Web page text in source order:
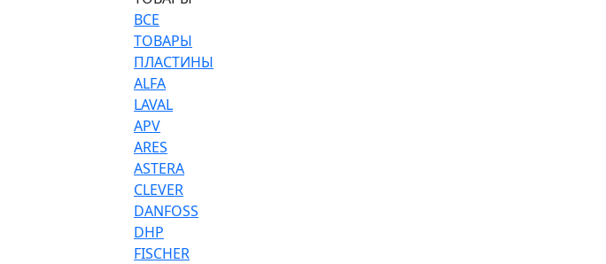
ВСЕ
ТОВАРЫ
ПЛАСТИНЫ
ALFA
LAVAL
APV
ARES
ASTERA
CLEVER
DANFOSS
DHP
FISCHER